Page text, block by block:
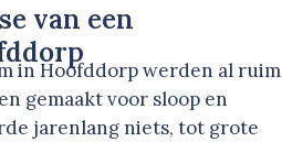
van een
in Hoofddorp werden al ruim
gemaakt voor sloop en
jarenlang niets, tot grote